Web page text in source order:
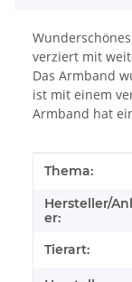
verziert mit
Das Armband
ist mit einem
Armband hat
Wert
Thema:
Hersteller/
er:
Tierart: